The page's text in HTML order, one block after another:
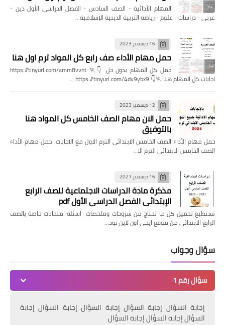
المهام الأدائية - الصف السادس - الفصل الدراسي الأول دين -
عربي - دراسات - علوم - رياضة التربية الدينية الإسلامية…
16 ديسمبر 2023
حمل مهام الأداء صف رابع كل المواد ترم اول هنا
حمل كل المهام بدون حل 👇🏃 https://tinyurl.com/amm8vvnt
اجابات كل المهام هنا 🏃👇 https://tinyurl.com/4dv9ybx9 …
12 ديسمبر 2023
حمل الان مهام الصف الخامس كل المواد هنا
بالتوفيق
حمل مهام الأداء الصف الخامس الابتدائي الترم الاول مع الاجابات حمل مهام الأداء
الصف الخامس الابتدائي الترم الا…
16 ديسمبر 2021
مذكرة مادة الدراسات الاجتماعية للصف الرابع
الإبتدائي الفصل الدراسي الأول pdf
تستطيع تحميل كل ما تحتاج من شروحات وملخصات اسئله امتحانات خاصة بالصف
الرابع الابتدائي من موقع ايجى اون لاين تود…
سؤال وجواب
سؤال رقم 1
إجابة السؤال إجابة السؤال إجابة السؤال إجابة السؤال إجابة
السؤال إجابة السؤال إجابة السؤال